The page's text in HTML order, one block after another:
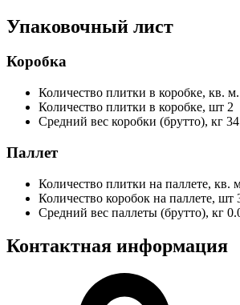
Упаковочный лист
Коробка
Количество плитки в коробке, кв. м.
Количество плитки в коробке, шт 2
Средний вес коробки (брутто), кг
Паллет
Количество плитки на паллете, кв.
Количество коробок на паллете, шт
Средний вес паллеты (брутто), кг
Контактная информация